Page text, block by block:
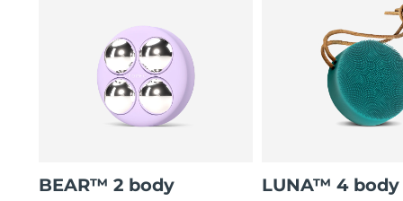
BEAR™ 2 body LUNA™ 4 body